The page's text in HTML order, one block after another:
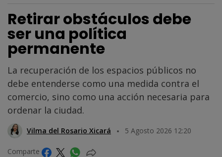
Retirar obstáculos debe
ser una política
permanente
La recuperación de los espacios públicos no
debe entenderse como una medida contra el
comercio, sino como una acción necesaria para
ordenar la ciudad.
Vilma del Rosario Xicará 5 Agosto 2026 12:20
Comparte